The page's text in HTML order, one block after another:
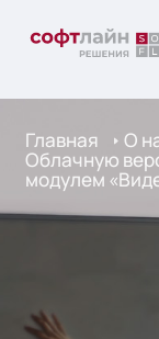
Главная О
Облачную
модулем